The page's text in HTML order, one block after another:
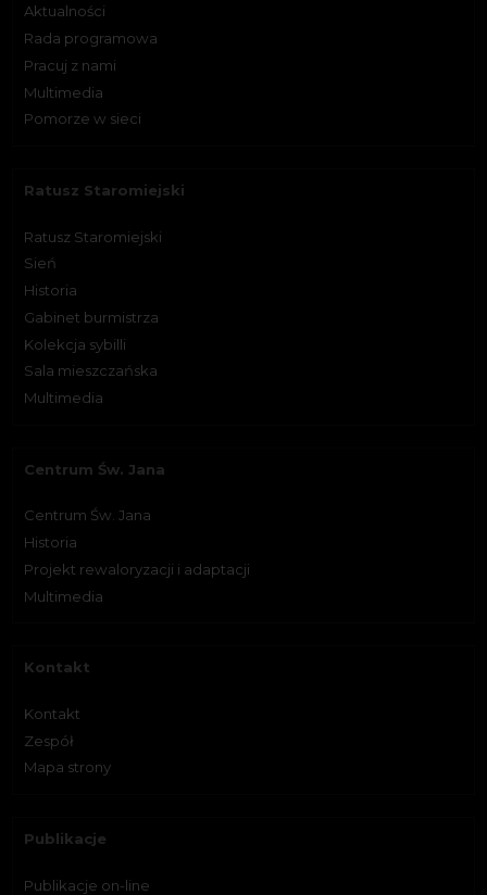
Aktualności
Rada programowa
Pracuj z nami
Multimedia
Pomorze w sieci
Ratusz Staromiejski
Ratusz Staromiejski
Sień
Historia
Gabinet burmistrza
Kolekcja sybilli
Sala mieszczańska
Multimedia
Centrum Św. Jana
Centrum Św. Jana
Historia
Projekt rewaloryzacji i adaptacji
Multimedia
Kontakt
Kontakt
Zespół
Mapa strony
Publikacje
Publikacje on-line